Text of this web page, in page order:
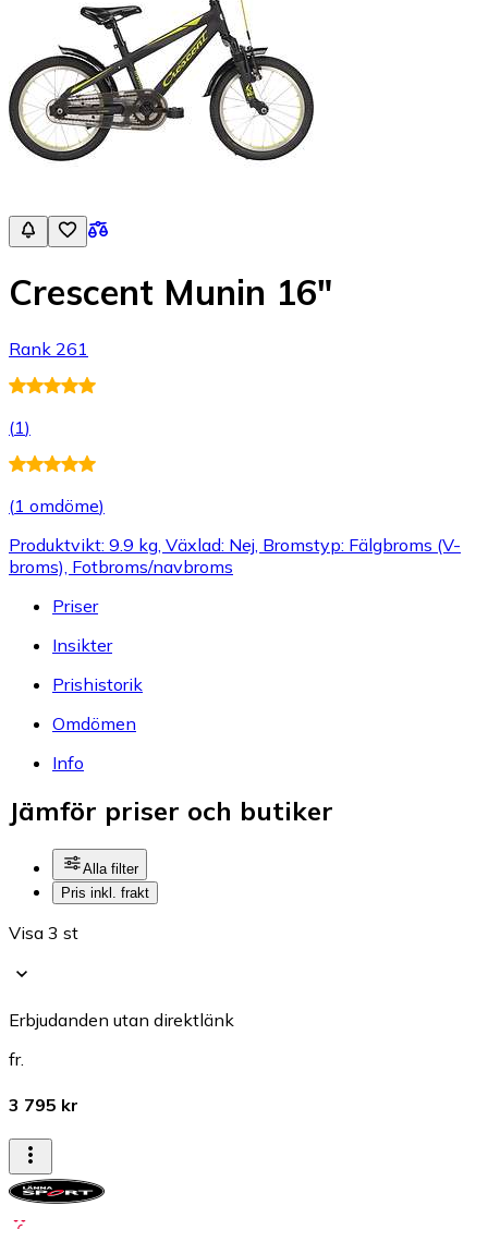
Crescent Munin 16"
Rank 261
(1)
(1 omdöme)
Produktvikt: 9.9 kg, Växlad: Nej, Bromstyp: Fälgbroms (V-
broms), Fotbroms/navbroms
Priser
Insikter
Prishistorik
Omdömen
Info
Jämför priser och butiker
Alla filter
Pris inkl. frakt
Visa 3 st
Erbjudanden utan direktlänk
fr.
3 795 kr